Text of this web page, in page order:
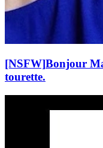
[NSFW]Bonjour
tourette.